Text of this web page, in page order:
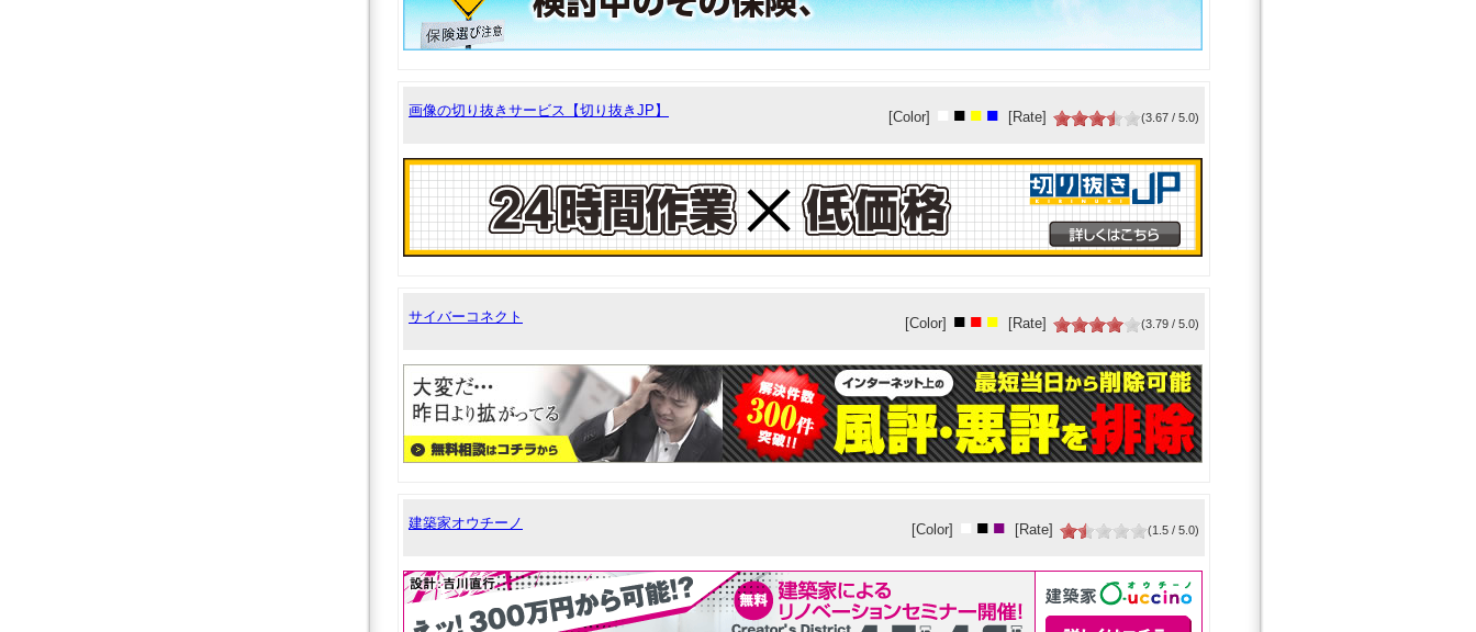
画像の切り抜きサービス【切り抜きJP】 [Color] ■ ■ ■ [Rate] (3.67 / 5.0)
サイバーコネクト [Color] ■ ■ ■ [Rate] (3.79 / 5.0)
建築家オウチーノ [Color] ■ ■ [Rate] (1.5 / 5.0)